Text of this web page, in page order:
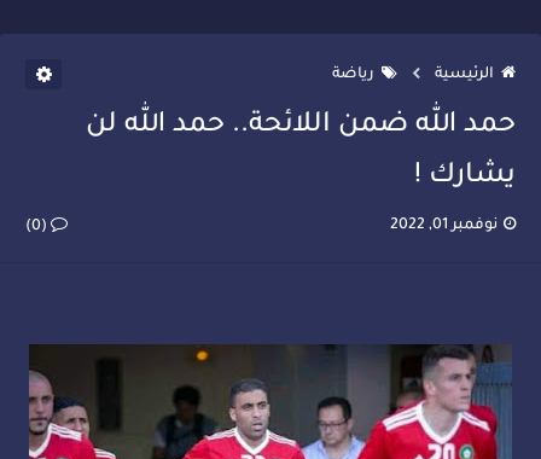
الرئيسية رياضة
حمد الله ضمن اللائحة.. حمد الله لن
يشارك !
نوفمبر 01, 2022 (0)